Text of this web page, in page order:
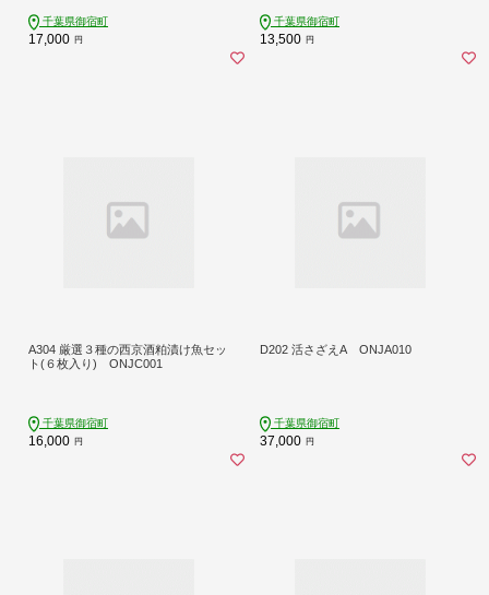
千葉県御宿町
17,000 円
千葉県御宿町
13,500 円
A304 厳選３種の西京酒粕漬け魚セッ
ト(６枚入り) ONJC001
千葉県御宿町
16,000 円
D202 活さざえA ONJA010
千葉県御宿町
37,000 円